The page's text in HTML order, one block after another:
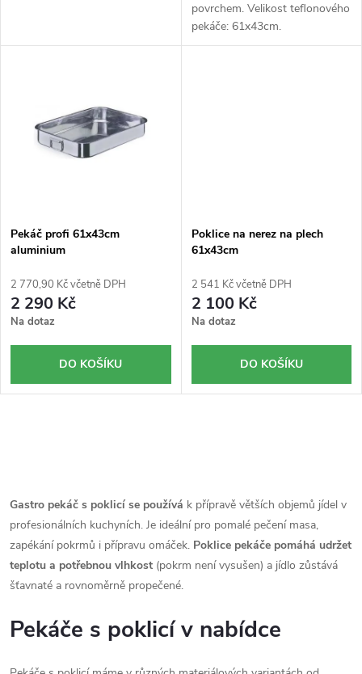
povrchem. Velikost teflonového
pekáče: 61x43cm.
Pekáč profi 61x43cm
aluminium
2 770,90 Kč včetně DPH
2 290 Kč
Na dotaz
DO KOŠÍKU
Poklice na nerez na plech
61x43cm
2 541 Kč včetně DPH
2 100 Kč
Na dotaz
DO KOŠÍKU
l
á
d
c
Gastro pekáč s poklicí se používá k přípravě větších objemů jídel v
profesionálních kuchyních. Je ideální pro pomalé pečení masa,
zapékání pokrmů i přípravu omáček. Poklice pekáče pomáhá udržet
teplotu a potřebnou vlhkost (pokrm není vysušen) a jídlo zůstává
šťavnaté a rovnoměrně propečené.
Pekáče s poklicí v nabídce